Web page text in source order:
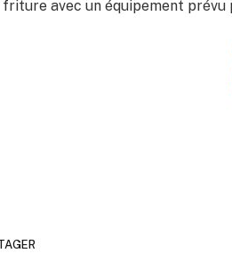
friture avec un équipement prévu